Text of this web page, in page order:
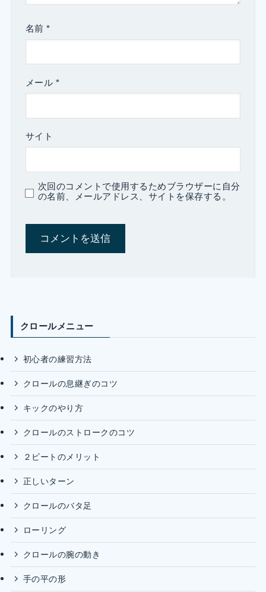
名前*
メール *
サイト
次回のコメントで使用するためブラウザーに自分
の名前、メールアドレス、サイトを保存する。
クロールメニュー
初心者の練習方法
クロールの息継ぎのコツ
キックのやり方
クロールのストロークのコツ
２ビートのメリット
正しいターン
クロールのバタ足
ローリング
クロールの腕の動き
手の平の形